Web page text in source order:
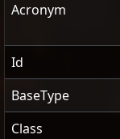
Acronym
Id
BaseType
Class